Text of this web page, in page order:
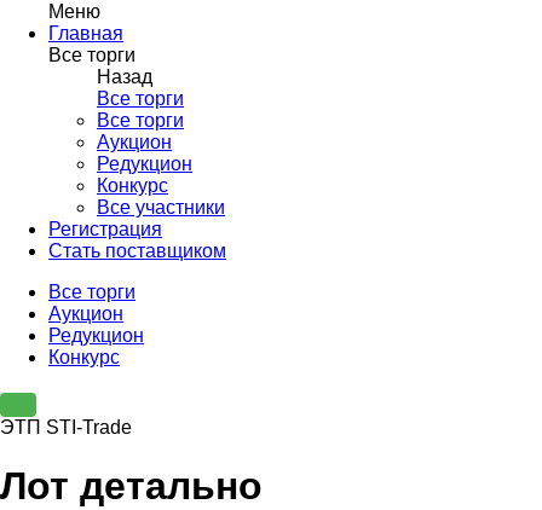
Меню
Главная
Все торги
Назад
Все торги
Все торги
Аукцион
Редукцион
Конкурс
Все участники
Регистрация
Стать поставщиком
Все торги
Аукцион
Редукцион
Конкурс
ЭТП STI-Trade
Лот детально